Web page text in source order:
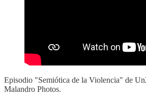
Episodio "Semiótica de la Violencia" de
Malandro Photos.